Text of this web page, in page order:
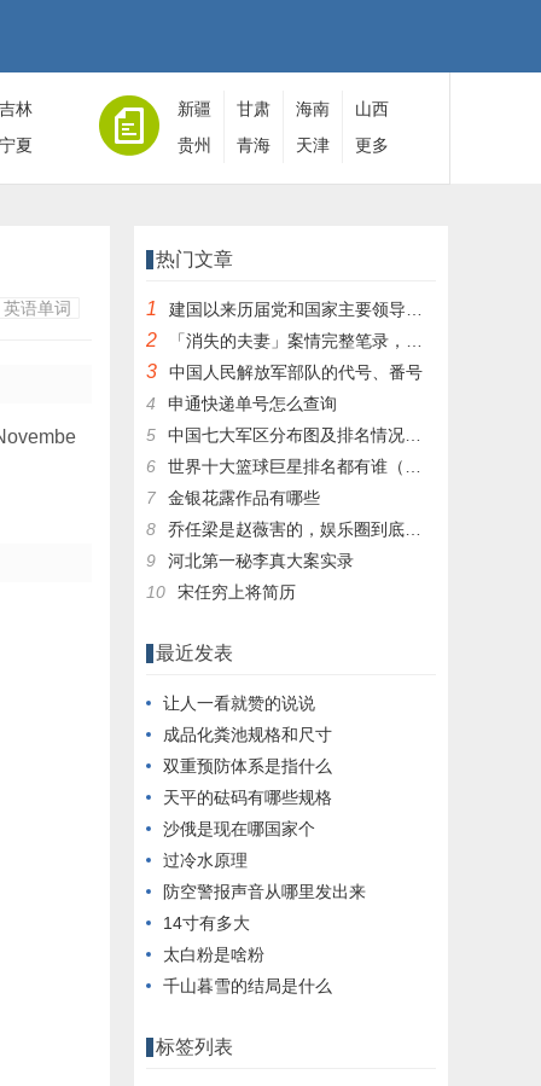
吉林
宁夏
新疆 甘肃 海南
山西
贵州
青海 天津 更多
英语单词
热门文章
1 建国以来历届党和国家主要领导人全名单
2 「消失的夫妻」案情完整笔录，凶手灭绝人性！|杀人狂魔004
3
中国人民解放军部队的代号、番号
4
申通快递单号怎么查询
5
中国七大军区分布图及排名情况详细解读！
6
世界十大篮球巨星排名都有谁（篮球排行榜前十名）
7
金银花露作品有哪些
8
乔任梁是赵薇害的，娱乐圈到底有多乱，昔日往事一件一件都被扒出，你是怎么
9
河北第一秘李真大案实录
10
宋任穷上将简历
最近发表
让人一看就赞的说说
成品化粪池规格和尺寸
双重预防体系是指什么
天平的砝码有哪些规格
沙俄是现在哪国家个
过冷水原理
防空警报声音从哪里发出来
14寸有多大
太白粉是啥粉
千山暮雪的结局是什么
标签列表